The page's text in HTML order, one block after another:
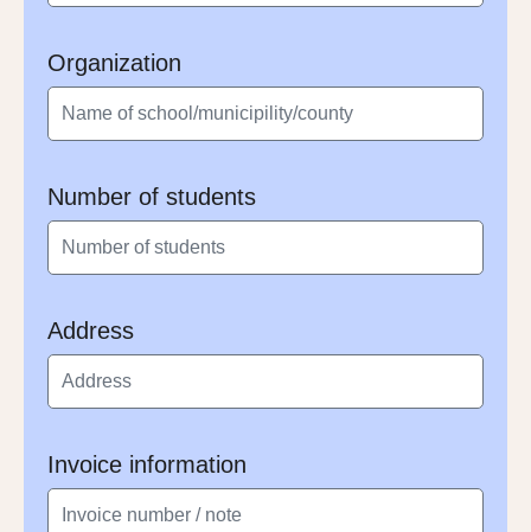
Organization
Number of students
Address
Invoice information